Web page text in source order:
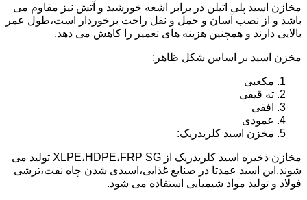
مخازن اسید پلی اتیلن در برابر اشعه خورشید و آتش نیز مقاوم می
باشد و از نصب آسان و حمل و نقل راحت برخوردار است،طول عمر
بالایی دارند و همچنین هزینه های تعمیر را کاهش می دهد.
مخزن اسید بر اساس شکل ظاهر:
مکعبی
ته قیفی
افقی
عمودی
مخزن اسید کلریدریک:
مخازن ذخیره اسید کلریدریک از XLPE،HDPE،FRP SG تولید می
شوند.این اسید عمدتا در صنایع غذایی،اسیدی شدن چاه نفت،ترشی
فولاد و تولید مواد شیمیایی استفاده می شود.